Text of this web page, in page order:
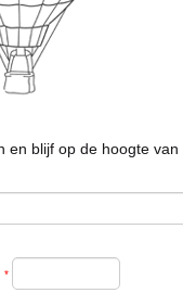
en blijf op de hoogte van
*